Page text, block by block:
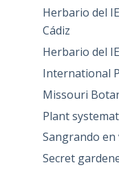
Herbario del
Cádiz
Herbario del
International
Missouri
Plant
Sangrando en
Secret